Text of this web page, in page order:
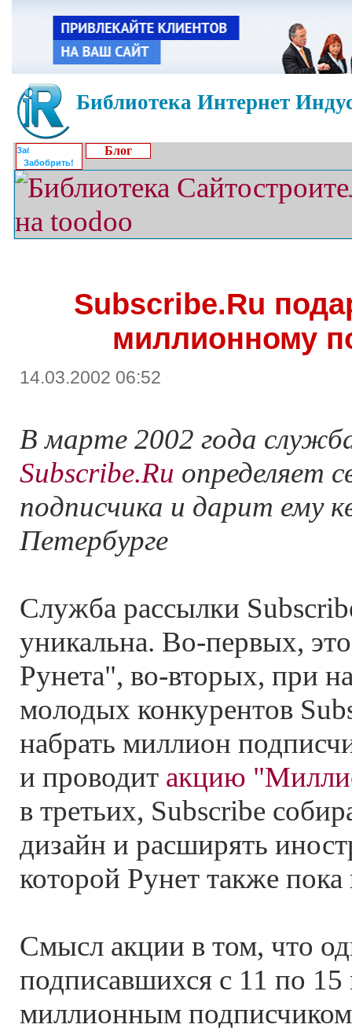
Библиотека Интернет
Забобрить!
Блог
Subscribe.Ru
миллионному
14.03.2002 06:52
В марте 2002 года
Subscribe.Ru определяет
подписчика и дарит ему
Петербурге
Служба рассылки
уникальна. Во-первых,
Рунета", во-вторых, при
молодых конкурентов
набрать миллион
и проводит акцию
в третьих, Subscribe
дизайн и расширять
которой Рунет также пока
Cмысл акции в том, что
подписавшихся с 11 по 15
миллионным